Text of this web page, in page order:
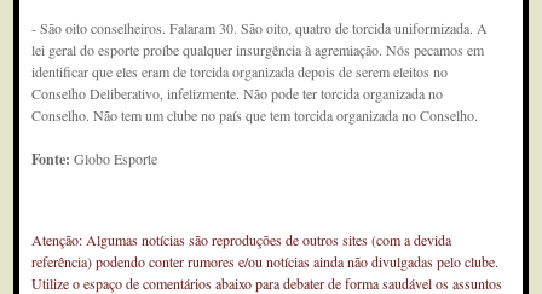
- São oito conselheiros. Falaram 30. São oito, quatro de torcida uniformizada. A
lei geral do esporte proíbe qualquer insurgência à agremiação. Nós pecamos em
identificar que eles eram de torcida organizada depois de serem eleitos no
Conselho Deliberativo, infelizmente. Não pode ter torcida organizada no
Conselho. Não tem um clube no país que tem torcida organizada no Conselho.
Fonte:Globo Esporte
Atenção: Algumas notícias são reproduções de outros sites (com a devida
referência) podendo conter rumores e/ou notícias ainda não divulgadas pelo clube.
Utilize o espaço de comentários abaixo para debater de forma saudável os assuntos